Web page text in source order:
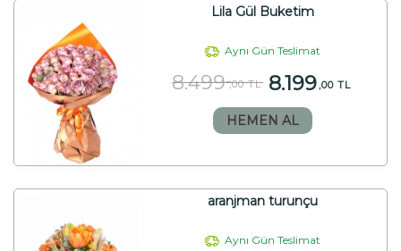
Lila Gül Buketim
Aynı Gün Teslimat
8.499 ,00 TL 8.199,00 TL
HEMEN AL
aranjman turunçu
Aynı Gün Teslimat